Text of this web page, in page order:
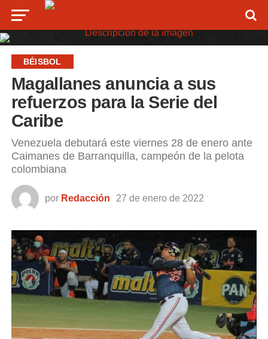
BÉISBOL
Magallanes anuncia a sus
refuerzos para la Serie del
Caribe
Venezuela debutará este viernes 28 de enero ante
Caimanes de Barranquilla, campeón de la pelota
colombiana
por Redacción 27 de enero de 2022